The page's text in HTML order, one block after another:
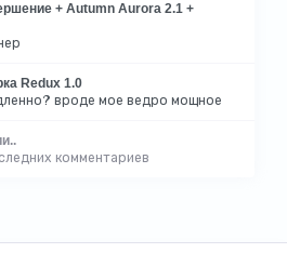
+ Autumn Aurora 2.1 +
Redux 1.0
вроде мое ведро мощное
комментариев